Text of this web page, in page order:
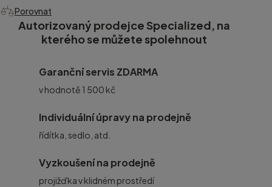
Porovnat
Autorizovaný prodejce Specialized, na
kterého se můžete spolehnout
Garanční servis ZDARMA
v hodnotě 1 500 kč
Individuální úpravy na prodejně
řídítka, sedlo, atd.
Vyzkoušení na prodejně
projižďka v klidném prostředí